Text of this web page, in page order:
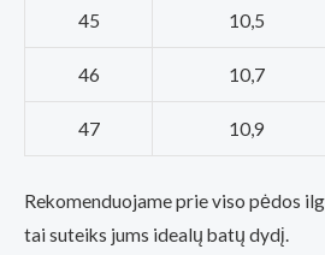
45 10,5
46 10,7
47 10,9
Rekomenduojame prie viso pėdos
tai suteiks jums idealų batų dydį.